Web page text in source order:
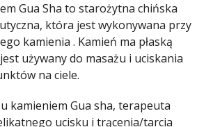
Gua Sha to starożytna chińska
która jest wykonywana przy
kamienia . Kamień ma płaską
używany do masażu i uciskania
na ciele.
kamieniem Gua sha, terapeuta
ucisku i trącenia/tarcia